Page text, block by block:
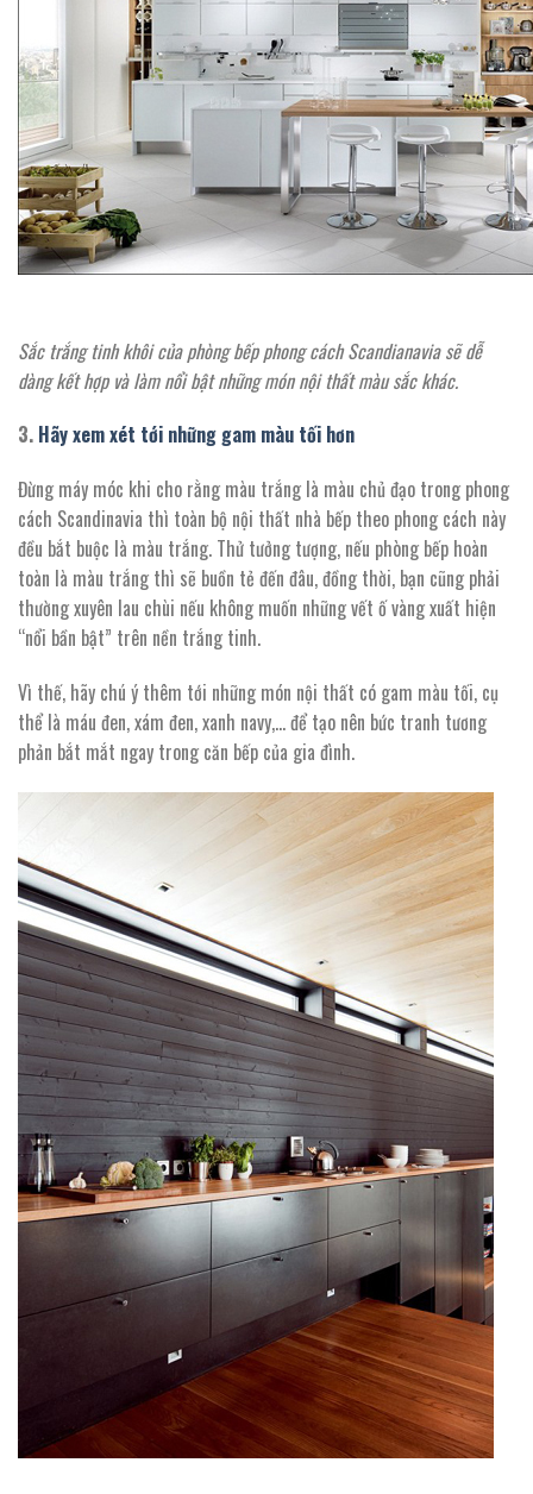
Sắc trắng tinh khôi của phòng bếp phong cách Scandianavia sẽ dễ
dàng kết hợp và làm nổi bật những món nội thất màu sắc khác.
3. Hãy xem xét tới những gam màu tối hơn
Đừng máy móc khi cho rằng màu trắng là màu chủ đạo trong phong
cách Scandinavia thì toàn bộ nội thất nhà bếp theo phong cách này
đều bắt buộc là màu trắng. Thử tưởng tượng, nếu phòng bếp hoàn
toàn là màu trắng thì sẽ buồn tẻ đến đâu, đồng thời, bạn cũng phải
thường xuyên lau chùi nếu không muốn những vết ố vàng xuất hiện
“nổi bần bật” trên nền trắng tinh.
Vì thế, hãy chú ý thêm tới những món nội thất có gam màu tối, cụ
thể là máu đen, xám đen, xanh navy,… để tạo nên bức tranh tương
phản bắt mắt ngay trong căn bếp của gia đình.